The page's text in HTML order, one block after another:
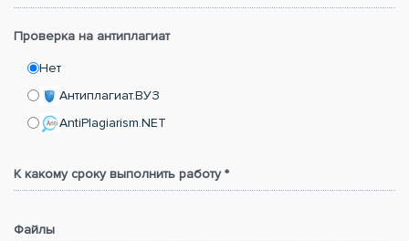
Проверка на антиплагиат
Нет
Антиплагиат.ВУЗ
AntiPlagiarism.NET
К какому сроку выполнить работу *
Файлы